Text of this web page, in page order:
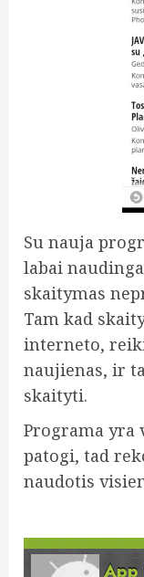
Su nauja
labai
skaitymas
Tam kad
interneto,
naujienas, ir
skaityti.
Programa yra
patogi, tad
naudotis
App